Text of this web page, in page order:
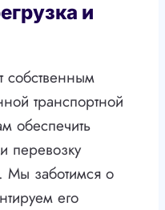
и
собственным
транспортной
обеспечить
перевозку
Мы заботимся о
его